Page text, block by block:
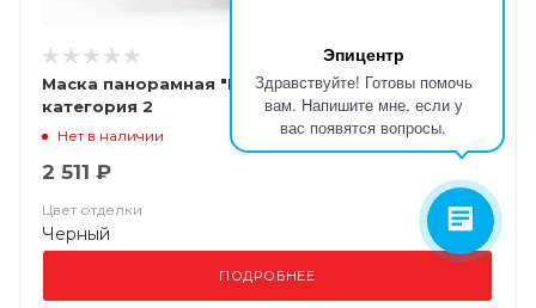
Эпицентр
Здравствуйте! Готовы помочь
вам. Напишите мне, если у
вас появятся вопросы.
Маска панорамная "БРИЗ-4301М (ППМ)"
категория 2
Нет в наличии
2 511 ₽
Цвет отделки
Черный
ПОДРОБНЕЕ